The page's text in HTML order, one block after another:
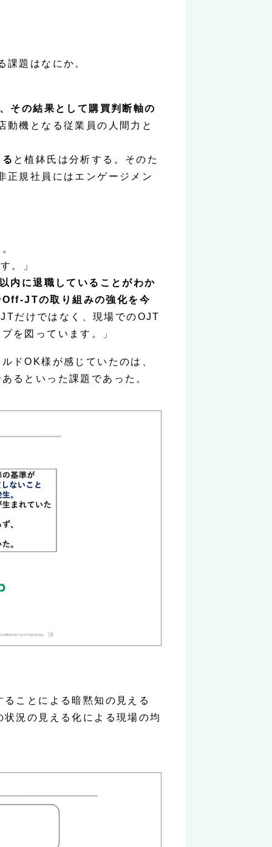
課題はなにか。
その結果として購買判断軸の
動機となる従業員の人間力と
と植鉢氏は分析する。そのた
正規社員にはエンゲージメン
。」
内に退職していることがわか
Off-JTの取り組みの強化を今
だけではなく、現場でのOJT
を図っています。」
ドOK様が感じていたのは、
るといった課題であった。
ことによる暗黙知の見える
況の見える化による現場の均